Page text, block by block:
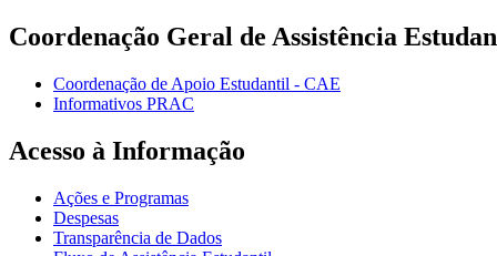
Coordenação Geral de Assistência
Coordenação de Apoio Estudantil - CAE
Informativos PRAC
Acesso à Informação
Ações e Programas
Despesas
Transparência de Dados